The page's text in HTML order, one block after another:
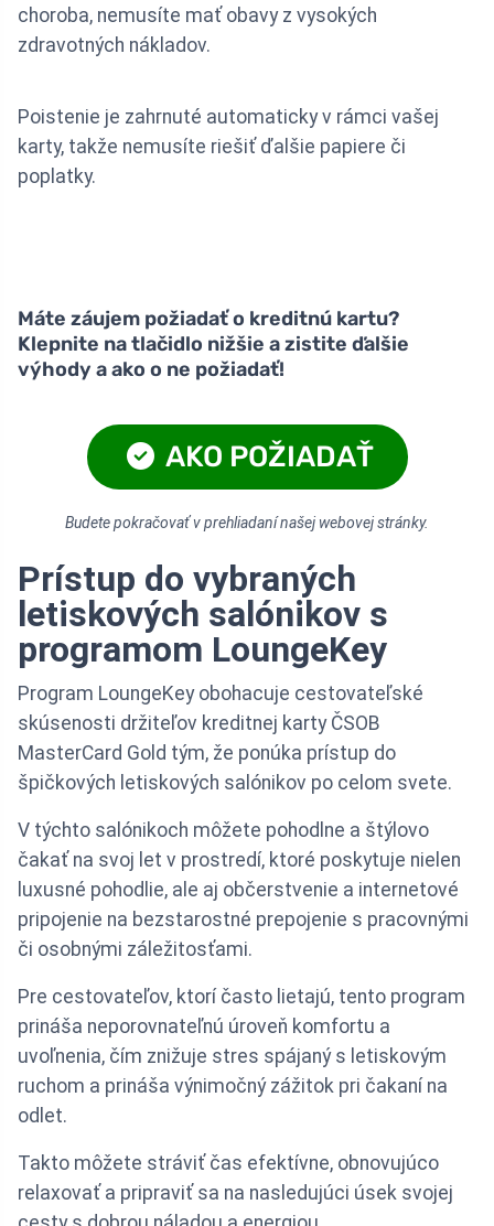
choroba, nemusíte mať obavy z vysokých
zdravotných nákladov.
Poistenie je zahrnuté automaticky v rámci vašej
karty, takže nemusíte riešiť ďalšie papiere či
poplatky.
Máte záujem požiadať o kreditnú kartu?
Klepnite na tlačidlo nižšie a zistite ďalšie
výhody a ako o ne požiadať!
AKO POŽIADAŤ
Budete pokračovať v prehliadaní našej webovej stránky.
Prístup do vybraných
letiskových salónikov s
programom LoungeKey
Program LoungeKey obohacuje cestovateľské
skúsenosti držiteľov kreditnej karty ČSOB
MasterCard Gold tým, že ponúka prístup do
špičkových letiskových salónikov po celom svete.
V týchto salónikoch môžete pohodlne a štýlovo
čakať na svoj let v prostredí, ktoré poskytuje nielen
luxusné pohodlie, ale aj občerstvenie a internetové
pripojenie na bezstarostné prepojenie s pracovnými
či osobnými záležitosťami.
Pre cestovateľov, ktorí často lietajú, tento program
prináša neporovnateľnú úroveň komfortu a
uvoľnenia, čím znižuje stres spájaný s letiskovým
ruchom a prináša výnimočný zážitok pri čakaní na
odlet.
Takto môžete stráviť čas efektívne, obnovujúco
relaxovať a pripraviť sa na nasledujúci úsek svojej